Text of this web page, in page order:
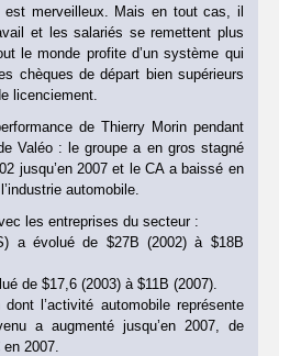
merveilleux. Mais en tout cas, il
et les salariés se remettent plus
le monde profite d’un système qui
chèques de départ bien supérieurs
licenciement.
de Thierry Morin pendant
Valéo : le groupe a en gros stagné
jusqu’en 2007 et le CA a baissé en
automobile.
les entreprises du secteur :
a évolué de $27B (2002) à $18B
de $17,6 (2003) à $11B (2007).
l’activité automobile représente
a augmenté jusqu’en 2007, de
2007.